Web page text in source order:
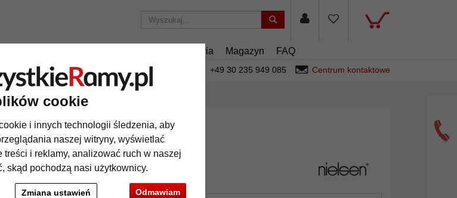
cookie
i innych technologii śledzenia, aby
naszej witryny, wyświetlać
treści i reklamy, analizować ruch w naszej
skąd pochodzą nasi użytkownicy.
Odmawiam
Zmiana ustawień
Akcesoria Magazyn FAQ
Tylko 25,95 zł za wysyłkę. +49 30 235 949 085 Centrum kontaktowe
50
Współczesna 50